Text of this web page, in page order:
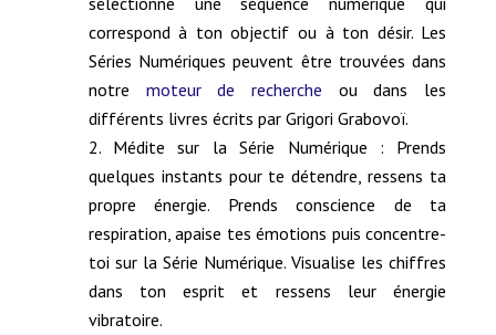
correspond à ton objectif ou à ton désir. Les
Séries Numériques peuvent être trouvées dans
notre moteur de recherche ou dans les
différents livres écrits par Grigori Grabovoï.
Médite sur la Série Numérique : Prends
quelques instants pour te détendre, ressens ta
propre énergie. Prends conscience de ta
respiration, apaise tes émotions puis concentre-
toi sur la Série Numérique. Visualise les chiffres
dans ton esprit et ressens leur énergie
vibratoire.